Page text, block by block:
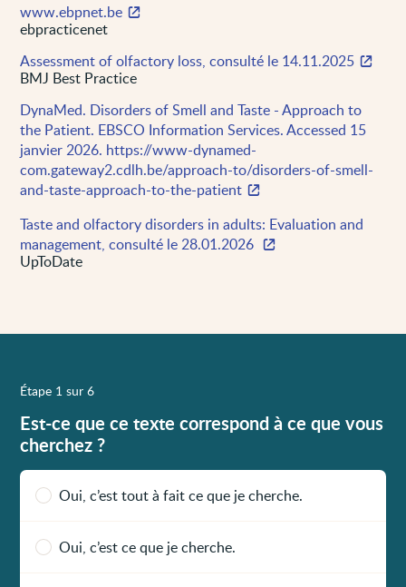
www.ebpnet.be
ebpracticenet
Assessment of olfactory loss, consulté le 14.11.2025
BMJ Best Practice
DynaMed. Disorders of Smell and Taste - Approach to
the Patient. EBSCO Information Services. Accessed 15
janvier 2026. https://www-dynamed-
com.gateway2.cdlh.be/approach-to/disorders-of-smell-
and-taste-approach-to-the-patient
Taste and olfactory disorders in adults: Evaluation and
management, consulté le 28.01.2026
UpToDate
Étape 1 sur 6
Est-ce que ce texte correspond à ce que vous
cherchez ?
Oui, c’est tout à fait ce que je cherche.
Oui, c’est ce que je cherche.